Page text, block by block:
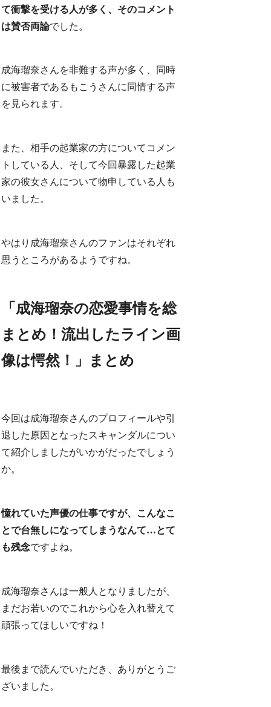
て衝撃を受ける人が多く、そのコメント
は賛否両論でした。
成海瑠奈さんを非難する声が多く、同時
に被害者であるもこうさんに同情する声
を見られます。
また、相手の起業家の方についてコメン
トしている人、そして今回暴露した起業
家の彼女さんについて物申している人も
いました。
やはり成海瑠奈さんのファンはそれぞれ
思うところがあるようですね。
「成海瑠奈の恋愛事情を総
まとめ！流出したライン画
像は愕然！」まとめ
今回は成海瑠奈さんのプロフィールや引
退した原因となったスキャンダルについ
て紹介しましたがいかがだったでしょう
か。
憧れていた声優の仕事ですが、こんなこ
とで台無しになってしまうなんて…とて
も残念ですよね。
成海瑠奈さんは一般人となりましたが、
まだお若いのでこれから心を入れ替えて
頑張ってほしいですね！
最後まで読んでいただき、ありがとうご
ざいました。